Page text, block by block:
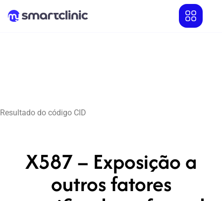
Resultado do código CID
X587 – Exposição a
outros fatores